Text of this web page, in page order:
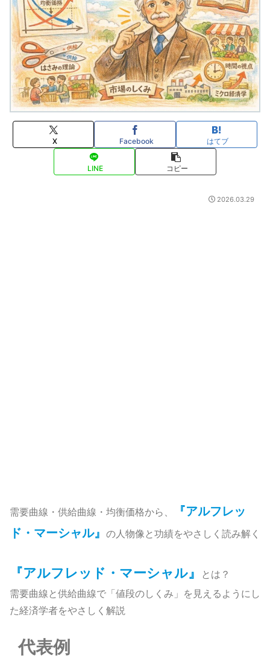
X Facebook はてブ
LINE コピー
2026.03.29
需要曲線・供給曲線・均衡価格から、
『アルフレッ
ド・マーシャル』 の人物像と功績をやさしく読み解く
『アルフレッド・マーシャル』
とは？
需要曲線と供給曲線で「値段のしくみ」を見えるようにし
た経済学者をやさしく解説
代表例